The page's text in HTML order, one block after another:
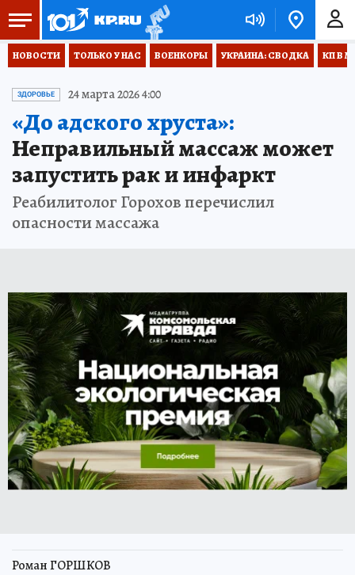
НОВОСТИ ТОЛЬКО У НАС ВОЕНКОРЫ УКРАИНА: СВОДКА КП В
ЗДОРОВЬЕ 24 марта 2026 4:00
«До адского хруста»:
Неправильный массаж может
запустить рак и инфаркт
Реабилитолог Горохов перечислил
опасности массажа
Роман ГОРШКОВ